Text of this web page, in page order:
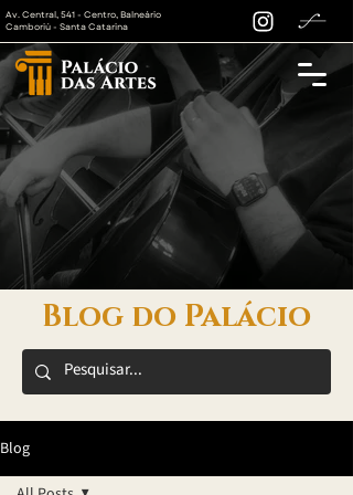
Av. Central, 541 - Centro, Balneário
Camboriú - Santa Catarina
Blog do Palácio
Blog